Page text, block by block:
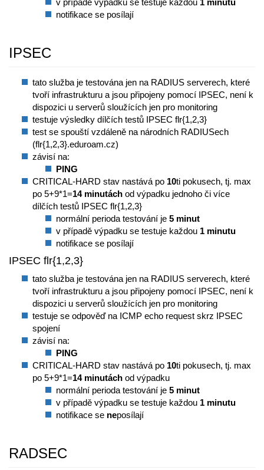
v případě výpadku se testuje každou 1 minutu
notifikace se posílají
IPSEC
tato služba je testována jen na RADIUS serverech, které
tvoří infrastrukturu a jsou připojeny pomocí IPSEC, není k
dispozici u serverů sloužících jen pro monitoring
testuje výsledky dílčích testů IPSEC flr{1,2,3}
test se spouští vzdáleně na národních RADIUSech
(flr{1,2,3}.eduroam.cz)
závisí na:
PING
CRITICAL-HARD stav nastává po 10ti pokusech, tj. max
po 5+9*1=14 minutách od výpadku jednoho či více
dílčích testů IPSEC flr{1,2,3}
normální perioda testování je 5 minut
v případě výpadku se testuje každou 1 minutu
notifikace se posílají
IPSEC flr{1,2,3}
tato služba je testována jen na RADIUS serverech, které
tvoří infrastrukturu a jsou připojeny pomocí IPSEC, není k
dispozici u serverů sloužících jen pro monitoring
testuje se odpověď na ICMP echo request skrz IPSEC
spojení
závisí na:
PING
CRITICAL-HARD stav nastává po 10ti pokusech, tj. max
po 5+9*1=14 minutách od výpadku
normální perioda testování je 5 minut
v případě výpadku se testuje každou 1 minutu
notifikace se neposílají
RADSEC